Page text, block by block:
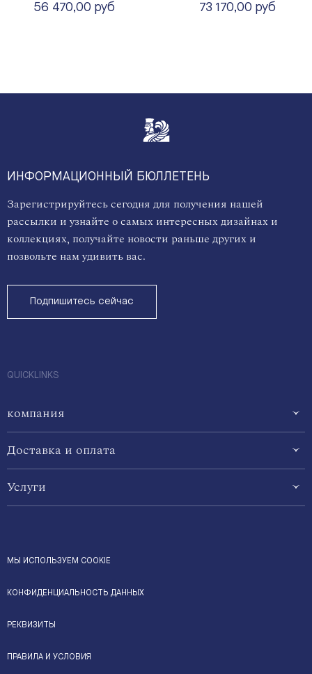
56 470,00 руб 73 170,00 руб
ИНФОРМАЦИОННЫЙ БЮЛЛЕТЕНЬ
Зарегистрируйтесь сегодня для получения нашей
рассылки и узнайте о самых интересных дизайнах и
коллекциях, получайте новости раньше других и
позвольте нам удивить вас.
Подпишитесь сейчас
QUICKLINKS
компания
Доставка и оплата
Услуги
МЫ ИСПОЛЬЗУЕМ COOKIE
КОНФИДЕНЦИАЛЬНОСТЬ ДАННЫХ
РЕКВИЗИТЫ
ПРАВИЛА И УСЛОВИЯ